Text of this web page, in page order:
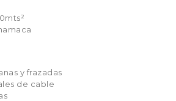
y frazadas
de cable